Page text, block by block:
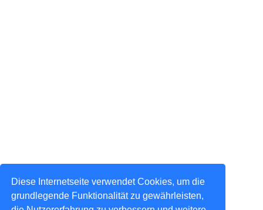
Diese Internetseite verwendet Cookies, um die
grundlegende Funktionalität zu gewährleisten,